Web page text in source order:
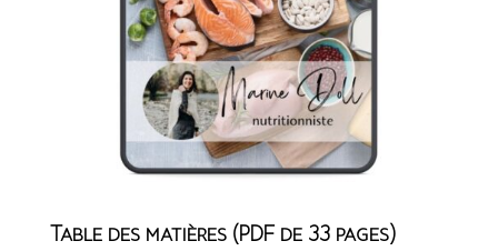
Table des matières (PDF de 33 pages)